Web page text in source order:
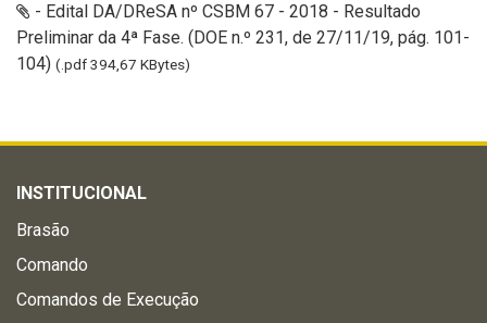
- Edital DA/DReSA nº CSBM 67 - 2018 - Resultado
Preliminar da 4ª Fase. (DOE n.º 231, de 27/11/19, pág. 101-
104) (.pdf 394,67 KBytes)
INSTITUCIONAL
Brasão
Comando
Comandos de Execução